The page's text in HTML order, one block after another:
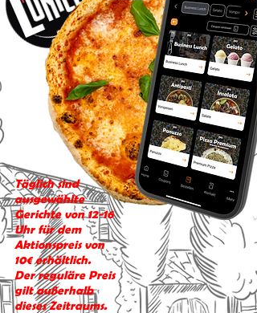
Täglich sind
ausgewählte
Gerichte von 12-16
Uhr für dem
Aktionspreis von
10€ erhältlich.
Der reguläre Preis
gilt außerhalb
dieses Zeitraums.